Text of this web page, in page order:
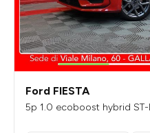
Ford FIESTA
5p 1.0 ecoboost hybrid ST-